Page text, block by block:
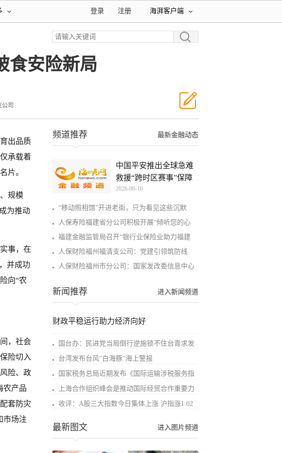
海湃客户端
注册
登录
食安险新局
司
出品质
承载着
片。
规模
为推动
事，在
并成功
向“农
，社会
险切入
险、政
农产品
套防灾
市场注
最新金融动态
频道推荐
中国平安推出全球急难
救援“跨时区赛事”保障
2026-06-16
“移动照相馆”开进老街，只为看见这些沉默
人保寿险福建省分公司积极开展“倾听您的心
福建金融监管局召开“银行业保险业助力福建
人保财险福州福清支公司：党建引领筑防线
人保财险福州市分公司：国家发改委信息中心
进入新闻频道
新闻推荐
财政平稳运行助力经济向好
国台办：民进党当局倒行逆施锁不住台青求发
台湾发布台风“白海豚”海上警报
国家税务总局近期发布《国际运输涉税服务指
上海合作组织峰会是推动国际经贸合作重要力
收评：A股三大指数今日集体上涨 沪指涨1.02
进入图片频道
最新图文